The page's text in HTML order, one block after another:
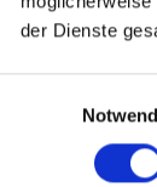
der Dienste